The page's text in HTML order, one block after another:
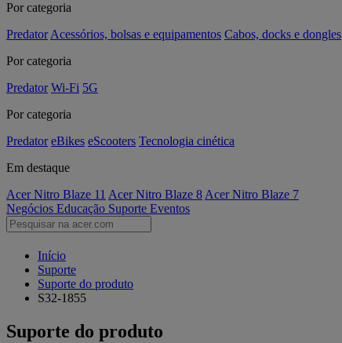
Por categoria
Predator Acessórios, bolsas e equipamentos Cabos, docks e dongles
Por categoria
Predator Wi-Fi 5G
Por categoria
Predator eBikes eScooters Tecnologia cinética
Em destaque
Acer Nitro Blaze 11 Acer Nitro Blaze 8 Acer Nitro Blaze 7
Negócios Educação Suporte Eventos
Início
Suporte
Suporte do produto
S32-1855
Suporte do produto